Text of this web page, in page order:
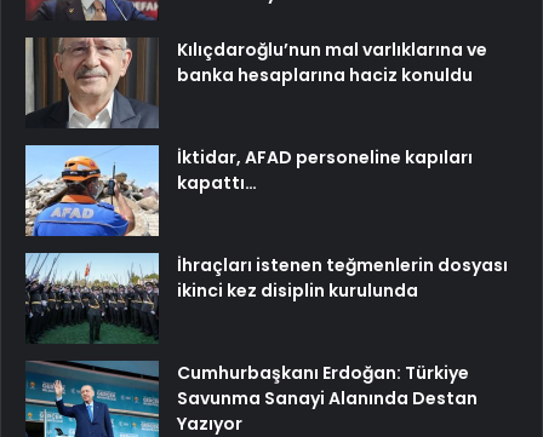
Kılıçdaroğlu’nun mal varlıklarına ve
banka hesaplarına haciz konuldu
İktidar, AFAD personeline kapıları
kapattı…
İhraçları istenen teğmenlerin dosyası
ikinci kez disiplin kurulunda
Cumhurbaşkanı Erdoğan: Türkiye
Savunma Sanayi Alanında Destan
Yazıyor